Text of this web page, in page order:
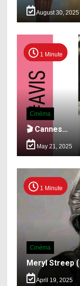
August 30, 2025
1 Minute
Cinéma
🎬 Cannes…
May 21, 2025
1 Minute
Cinéma
Meryl Streep
April 19, 2025